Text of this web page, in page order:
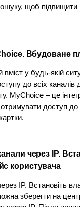
щоб підвищити
Вбудоване
у будь-якій
до всіх каналів
MyChoice – це
доступ до
через IP.
користувача
IP. Встановіть
зберегти на